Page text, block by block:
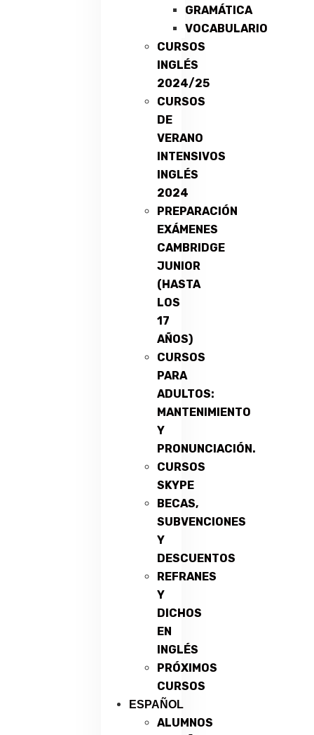
GRAMÁTICA
VOCABULARIO
CURSOS
INGLÉS
2024/25
CURSOS
DE
VERANO
INTENSIVOS
INGLÉS
2024
PREPARACIÓN
EXÁMENES
CAMBRIDGE
JUNIOR
(HASTA
LOS
17
AÑOS)
CURSOS
PARA
ADULTOS:
MANTENIMIENTO
Y
PRONUNCIACIÓN.
CURSOS
SKYPE
BECAS,
SUBVENCIONES
Y
DESCUENTOS
REFRANES
Y
DICHOS
EN
INGLÉS
PRÓXIMOS
CURSOS
ESPAÑOL
ALUMNOS